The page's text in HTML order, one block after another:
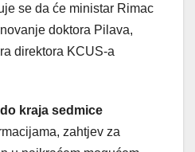
se da će ministar Rimac
doktora Pilava,
direktora KCUS-a
kraja sedmice
zahtjev za